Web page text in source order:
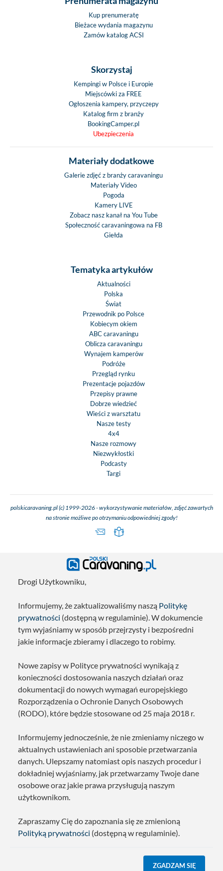
Kup prenumeratę
Bieżace wydania magazynu
Zamów katalog ACSI
Skorzystaj
Kempingi w Polsce i Europie
Miejscówki za FREE
Ogłoszenia kampery, przyczepy
Katalog firm z branży
BookingCamper.pl
Ubezpieczenia
Materiały dodatkowe
Galerie zdjęć z branży caravaningu
Materiały Video
Pogoda
Kamery LIVE
Zobacz nasz kanał na You Tube
Społeczność caravaningowa na FB
Giełda
Tematyka artykułów
Aktualności
Polska
Świat
Przewodnik po Polsce
Kobiecym okiem
ABC caravaningu
Oblicza caravaningu
Wynajem kamperów
Podróże
Przegląd rynku
Prezentacje pojazdów
Przepisy prawne
Dobrze wiedzieć
Wieści z warsztatu
Nasze testy
4x4
Nasze rozmowy
Niezwykłostki
Podcasty
Targi
polskicaravaning.pl (c) 1999-2026 - wykorzystywanie materiałów, zdjęć zawartych
na stronie możliwe po otrzymaniu odpowiedniej zgody!
Drogi Użytkowniku,
Informujemy, że zaktualizowaliśmy naszą Politykę
prywatności (dostępną w regulaminie). W dokumencie
tym wyjaśniamy w sposób przejrzysty i bezpośredni
jakie informacje zbieramy i dlaczego to robimy.
Nowe zapisy w Polityce prywatności wynikają z
konieczności dostosowania naszych działań oraz
dokumentacji do nowych wymagań europejskiego
Rozporządzenia o Ochronie Danych Osobowych
(RODO), które będzie stosowane od 25 maja 2018 r.
Informujemy jednocześnie, że nie zmieniamy niczego w
aktualnych ustawieniach ani sposobie przetwarzania
danych. Ulepszamy natomiast opis naszych procedur i
dokładniej wyjaśniamy, jak przetwarzamy Twoje dane
osobowe oraz jakie prawa przysługują naszym
użytkownikom.
Zapraszamy Cię do zapoznania się ze zmienioną
Polityką prywatności (dostępną w regulaminie).
ZGADZAM SIĘ